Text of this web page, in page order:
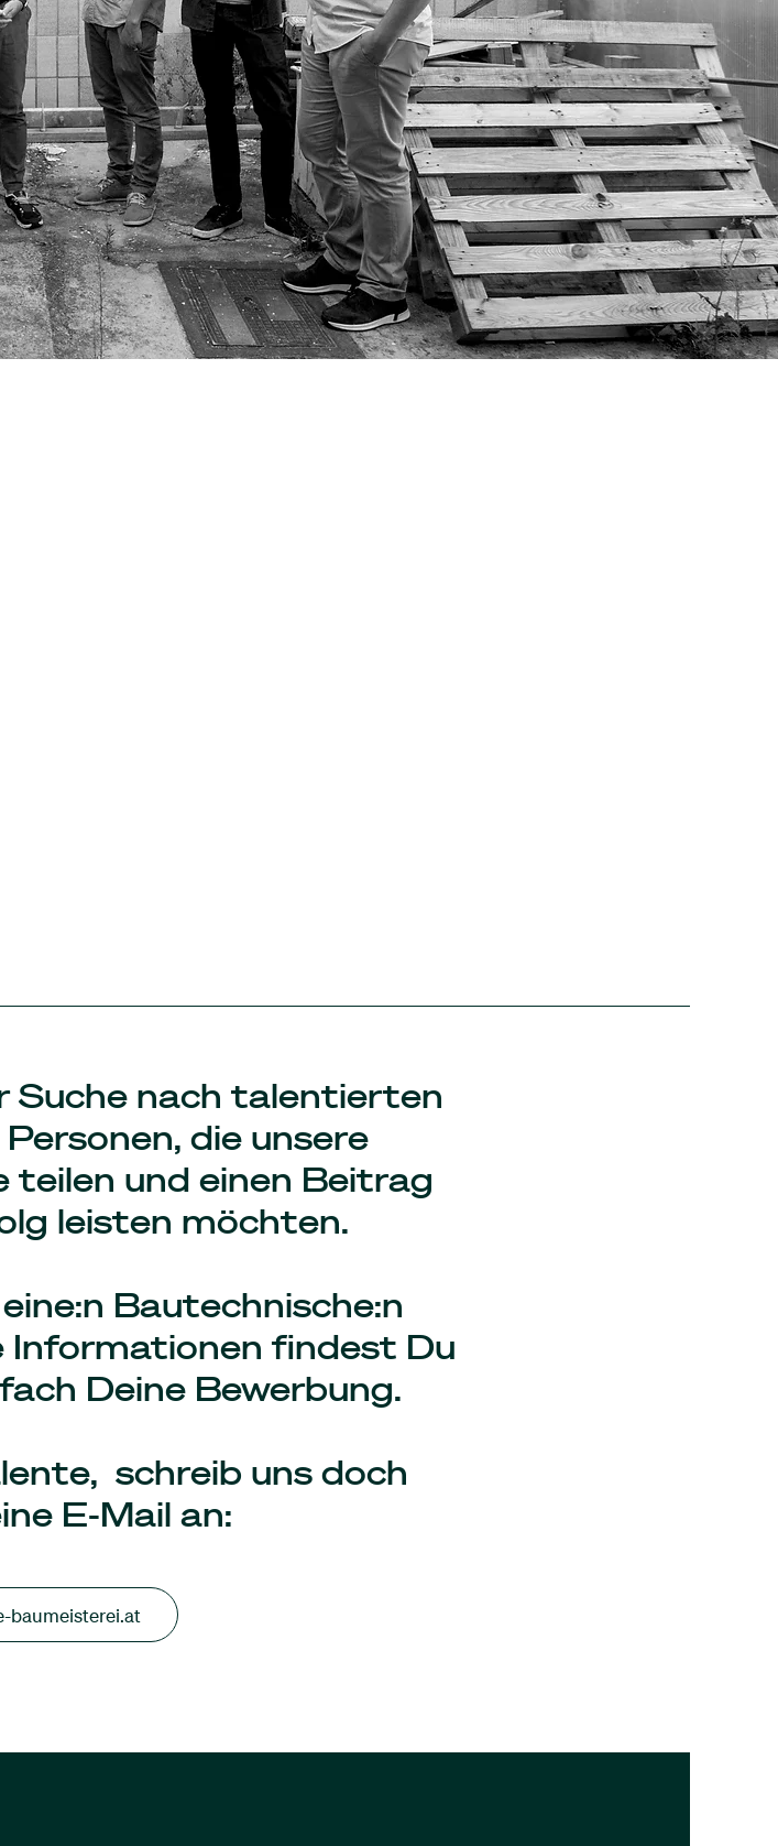
Suche nach talentierten
die unsere
und einen Beitrag
leisten möchten.
Bautechnische:n
Informationen findest Du
Deine Bewerbung.
schreib uns doch
E-Mail an:
baumeisterei.at